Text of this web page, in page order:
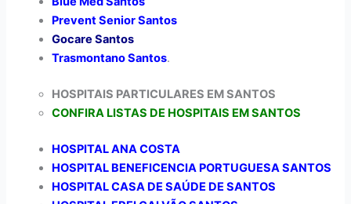
Prevent Senior Santos
Gocare Santos
Trasmontano Santos.
HOSPITAIS PARTICULARES EM SANTOS
CONFIRA LISTAS DE HOSPITAIS EM SANTOS
HOSPITAL ANA COSTA
HOSPITAL BENEFICENCIA PORTUGUESA SANTOS
HOSPITAL CASA DE SAÚDE DE SANTOS